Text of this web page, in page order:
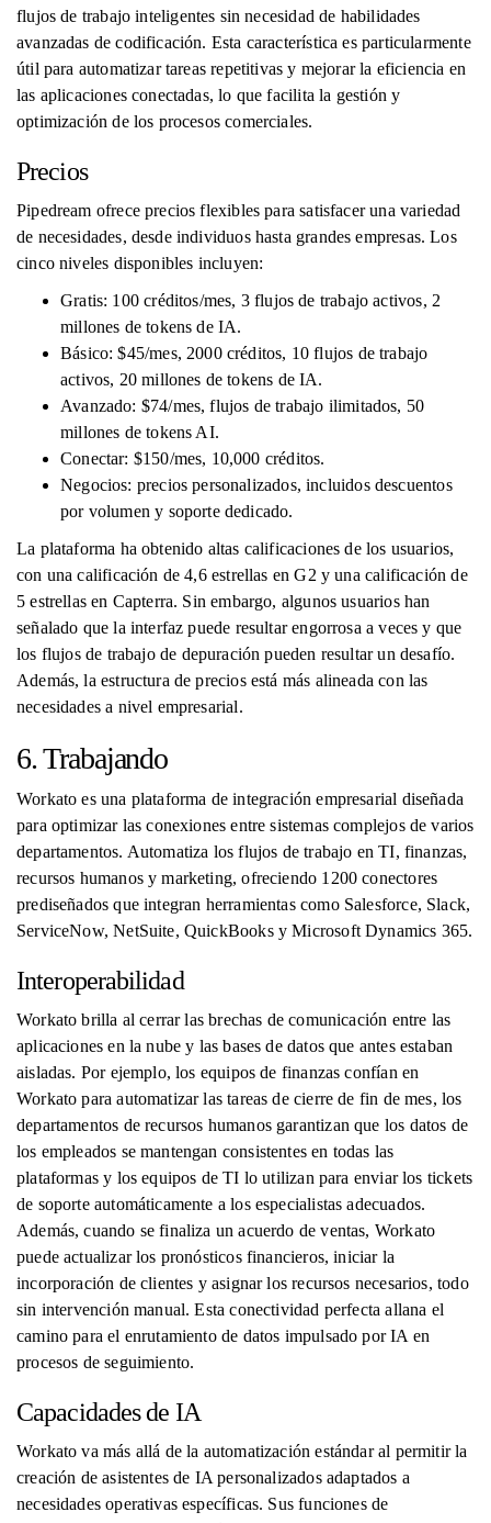
flujos de trabajo inteligentes sin necesidad de habilidades
avanzadas de codificación. Esta característica es particularmente
útil para automatizar tareas repetitivas y mejorar la eficiencia en
las aplicaciones conectadas, lo que facilita la gestión y
optimización de los procesos comerciales.
Precios
Pipedream ofrece precios flexibles para satisfacer una variedad
de necesidades, desde individuos hasta grandes empresas. Los
cinco niveles disponibles incluyen:
Gratis: 100 créditos/mes, 3 flujos de trabajo activos, 2
millones de tokens de IA.
Básico: $45/mes, 2000 créditos, 10 flujos de trabajo
activos, 20 millones de tokens de IA.
Avanzado: $74/mes, flujos de trabajo ilimitados, 50
millones de tokens AI.
Conectar: ​​$150/mes, 10,000 créditos.
Negocios: precios personalizados, incluidos descuentos
por volumen y soporte dedicado.
La plataforma ha obtenido altas calificaciones de los usuarios,
con una calificación de 4,6 estrellas en G2 y una calificación de
5 estrellas en Capterra. Sin embargo, algunos usuarios han
señalado que la interfaz puede resultar engorrosa a veces y que
los flujos de trabajo de depuración pueden resultar un desafío.
Además, la estructura de precios está más alineada con las
necesidades a nivel empresarial.
6. Trabajando
Workato es una plataforma de integración empresarial diseñada
para optimizar las conexiones entre sistemas complejos de varios
departamentos. Automatiza los flujos de trabajo en TI, finanzas,
recursos humanos y marketing, ofreciendo 1200 conectores
prediseñados que integran herramientas como Salesforce, Slack,
ServiceNow, NetSuite, QuickBooks y Microsoft Dynamics 365.
Interoperabilidad
Workato brilla al cerrar las brechas de comunicación entre las
aplicaciones en la nube y las bases de datos que antes estaban
aisladas. Por ejemplo, los equipos de finanzas confían en
Workato para automatizar las tareas de cierre de fin de mes, los
departamentos de recursos humanos garantizan que los datos de
los empleados se mantengan consistentes en todas las
plataformas y los equipos de TI lo utilizan para enviar los tickets
de soporte automáticamente a los especialistas adecuados.
Además, cuando se finaliza un acuerdo de ventas, Workato
puede actualizar los pronósticos financieros, iniciar la
incorporación de clientes y asignar los recursos necesarios, todo
sin intervención manual. Esta conectividad perfecta allana el
camino para el enrutamiento de datos impulsado por IA en
procesos de seguimiento.
Capacidades de IA
Workato va más allá de la automatización estándar al permitir la
creación de asistentes de IA personalizados adaptados a
necesidades operativas específicas. Sus funciones de